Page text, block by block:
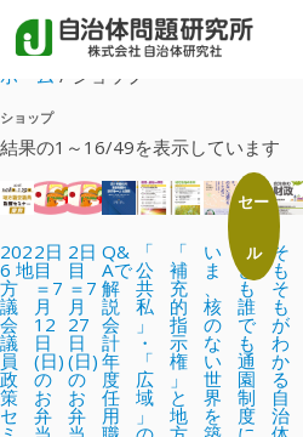
ホーム / ショップ
ショップ
結果の1～16/49を表示しています
202
6 地
方
議
会
議
員
政
策
セ
2日
目
＝7
月
12
日
(日)
の
お
弁
2日
目
＝7
月
27
日
(日)
の
お
弁
Q&
Aで
解
説
会
計
年
度
任
用
「
公
共
私
」
・
「
広
域
」
「
補
充
的
指
示
権
」
と
地
い
ま
、
核
の
な
い
世
界
を
セー
ル
こ
ど
も
誰
で
も
通
園
制
度
そ
も
そ
も
が
わ
か
る
自
治